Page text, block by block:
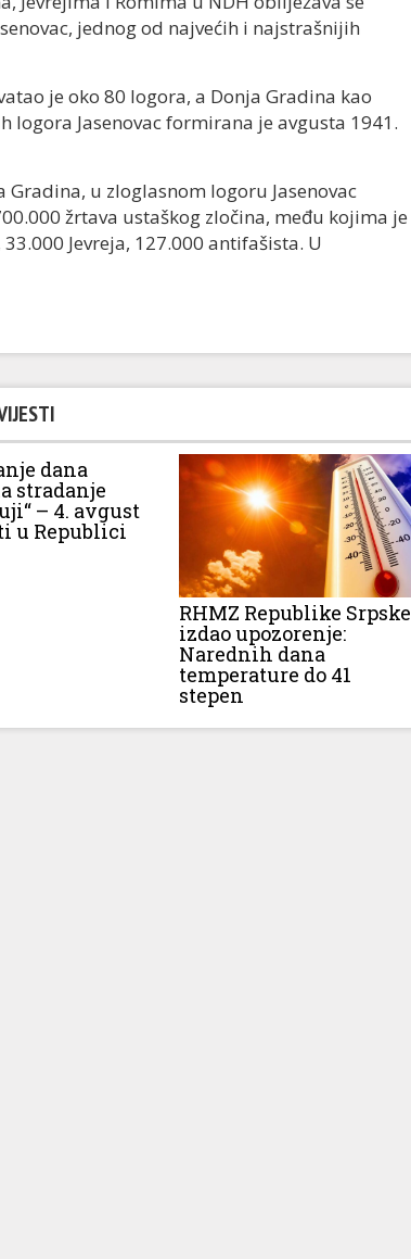
jednog od najvećih i najstrašnijih
je oko 80 logora, a Donja Gradina kao
logora Jasenovac formirana je avgusta 1941.
u zloglasnom logoru Jasenovac
žrtava ustaškog zločina, među kojima je
Jevreja, 127.000 antifašista. U
dana
stradanje
– 4. avgust
u Republici
RHMZ Republike Srpske
izdao upozorenje:
Narednih dana
temperature do 41
stepen